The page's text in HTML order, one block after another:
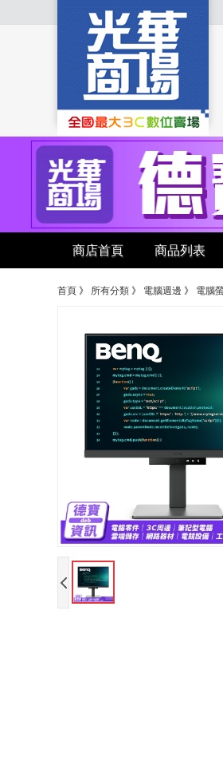
商店首頁 商品列表
首頁 》 所有分類 》 電腦週邊 》 電腦